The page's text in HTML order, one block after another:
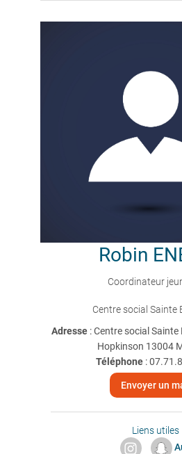
Robin
Coordinateur
Centre social Sainte
Adresse : Centre social
Hopkinson 13004
Téléphone:
Envoyer un
Liens utiles